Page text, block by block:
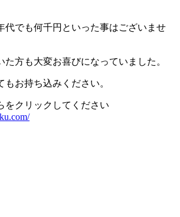
代でも何千円といった事はございませ
た方も大変お喜びになっていました。
お持ち込みください。
をクリックしてください